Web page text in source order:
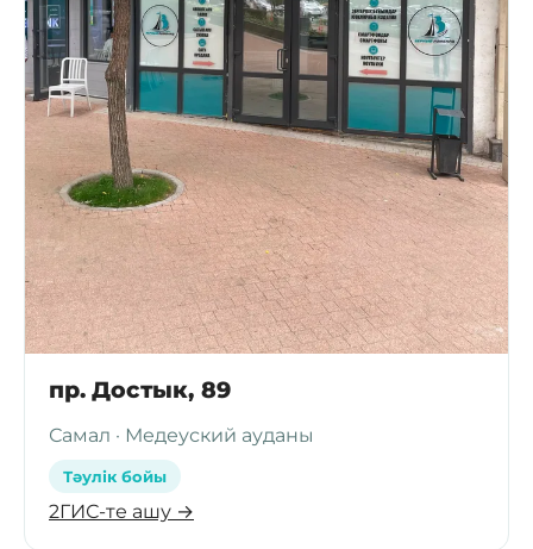
пр. Достык, 89
Самал · Медеуский ауданы
Тәулік бойы
2ГИС-те ашу →